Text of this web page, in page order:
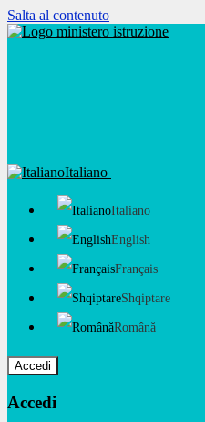
Salta al contenuto
Italiano
Italiano
English
Français
Shqiptare
Română
Accedi
Accedi